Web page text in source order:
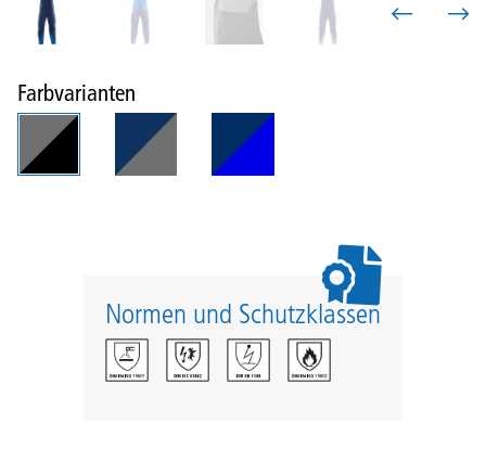
Farbvarianten
Normen und Schutzklassen